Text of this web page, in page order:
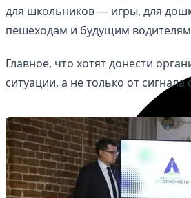
для школьников — игры, для
пешеходам и будущим
Главное, что хотят донести
ситуации, а не только от сигнала